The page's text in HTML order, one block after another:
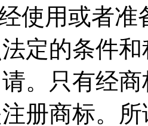
使用或者
定的条件
。只有经
册商标。